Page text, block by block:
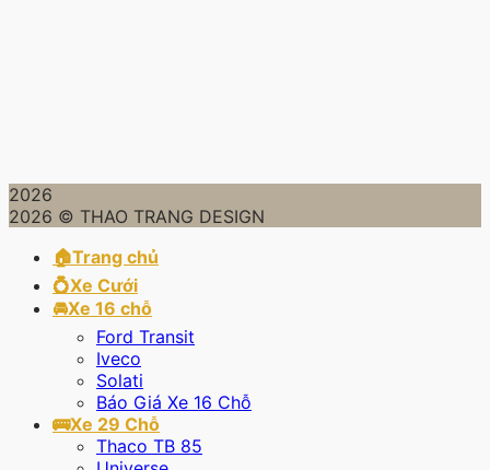
2026
2026 © THAO TRANG DESIGN
🏠Trang chủ
💍Xe Cưới
🚘Xe 16 chỗ
Ford Transit
Iveco
Solati
Báo Giá Xe 16 Chỗ
🚌Xe 29 Chỗ
Thaco TB 85